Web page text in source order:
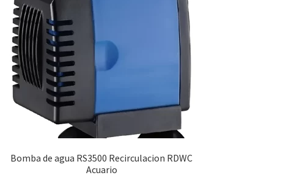
Bomba de agua RS3500 Recirculacion RDWC
Acuario